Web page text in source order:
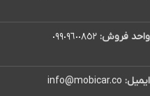
واحد فروش: ٠٩٩٠٩٦٠٠٨٥٢
ایمیل: info@mobicar.co